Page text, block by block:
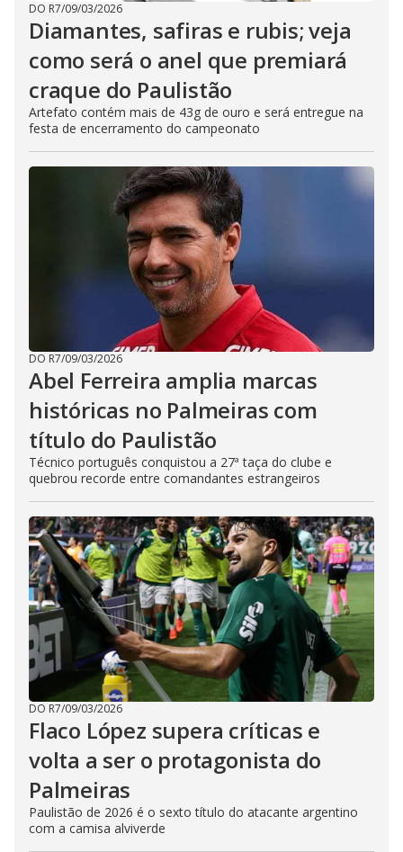
DO R7/09/03/2026
Diamantes, safiras e rubis; veja
como será o anel que premiará
craque do Paulistão
Artefato contém mais de 43g de ouro e será entregue na
festa de encerramento do campeonato
DO R7/09/03/2026
Abel Ferreira amplia marcas
históricas no Palmeiras com
título do Paulistão
Técnico português conquistou a 27ª taça do clube e
quebrou recorde entre comandantes estrangeiros
DO R7/09/03/2026
Flaco López supera críticas e
volta a ser o protagonista do
Palmeiras
Paulistão de 2026 é o sexto título do atacante argentino
com a camisa alviverde